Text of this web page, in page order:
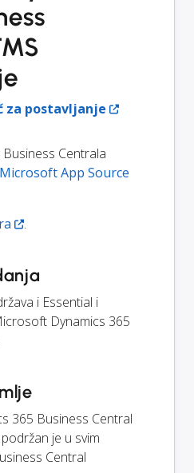
za postavljanje
Centrala
Microsoft App Source
.
i Essential i
Dynamics 365
365 Business Central
je u svim
Central